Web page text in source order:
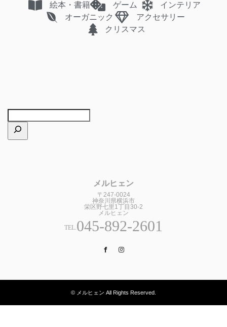
絵本・書籍
ゲーム
インテリア
オーガニック
アクセサリー
クリスマス
メルヒェン
〒247-0024
神奈川県横浜市
栄区野七里1丁目30-2
メルヒェン
TEL.045-892-2601
Facebook
© メルヒェン All Rights Reserved.